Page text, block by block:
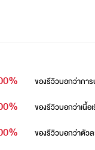
ของรีวิวบอกว่ากา
ของรีวิวบอกว่าเนื้
ของรีวิวบอกว่าตัว